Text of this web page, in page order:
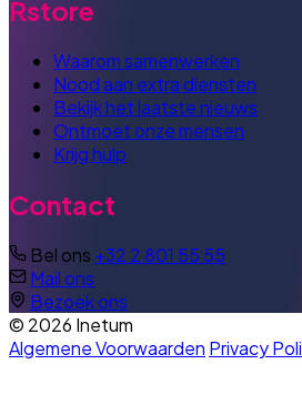
Rstore
Waarom samenwerken
Nood aan extra diensten
Bekijk het laatste nieuws
Ontmoet onze mensen
Krijg hulp
Contact
Bel ons +32 2 801 55 55
Mail ons
Bezoek ons
© 2026 Inetum
Algemene Voorwaarden Privacy